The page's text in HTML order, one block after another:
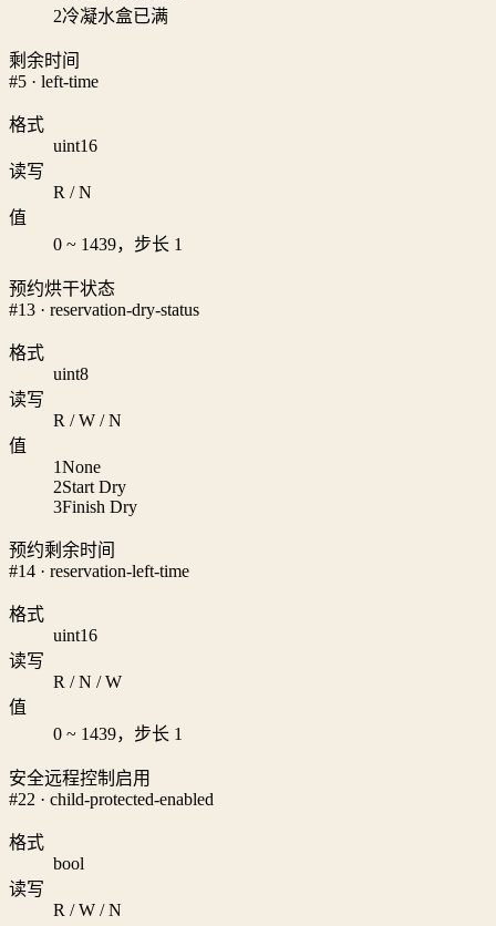
2冷凝水盒已满
剩余时间
#5 · left-time
格式
uint16
读写
R / N
值
0 ~ 1439，步长 1
预约烘干状态
#13 · reservation-dry-status
格式
uint8
读写
R / W / N
值
1None
2Start Dry
3Finish Dry
预约剩余时间
#14 · reservation-left-time
格式
uint16
读写
R / N / W
值
0 ~ 1439，步长 1
安全远程控制启用
#22 · child-protected-enabled
格式
bool
读写
R / W / N